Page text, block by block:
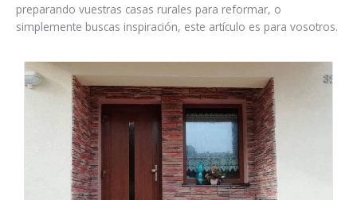
preparando vuestras casas rurales para reformar, o
simplemente buscas inspiración, este artículo es para vosotros.